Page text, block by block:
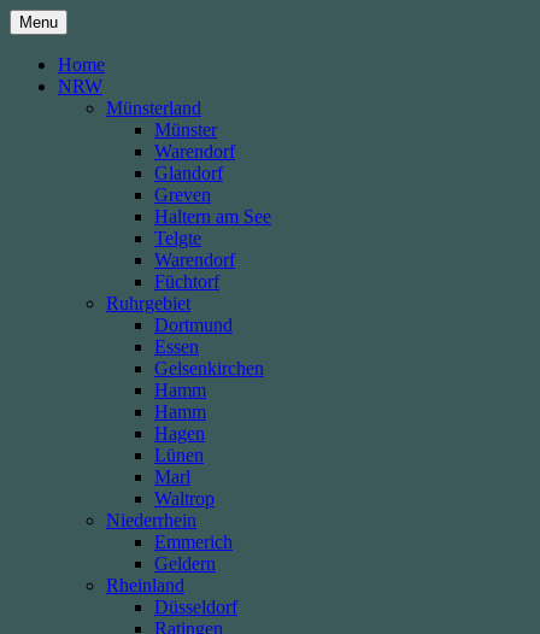
Skip
to
content
Menu
Home
NRW
Münsterland
Münster
Warendorf
Glandorf
Greven
Haltern am See
Telgte
Warendorf
Füchtorf
Ruhrgebiet
Dortmund
Essen
Gelsenkirchen
Hamm
Hamm
Hagen
Lünen
Marl
Waltrop
Niederrhein
Emmerich
Geldern
Rheinland
Düsseldorf
Ratingen